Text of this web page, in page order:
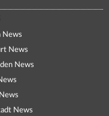
News
News
News
News